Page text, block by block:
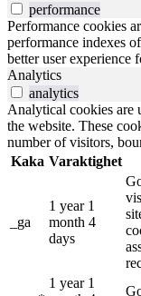
performance
Performance cookies
performance indexes
better user experience
Analytics
analytics
Analytical cookies are
the website. These
number of visitors,
Kaka Varaktighet
_ga
1 year 1
month 4
days
1 year 1